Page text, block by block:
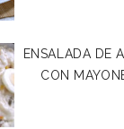
ENSALADA DE
CON